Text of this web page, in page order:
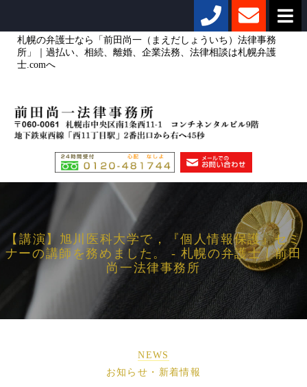
札幌の弁護士なら「前田尚一（まえだしょういち）法律事務
所」｜過払い、相続、離婚、企業法務、法律相談は札幌弁護
士.comへ
【講演】旭川医科大学で，『個人情報保護』セミ
ナーの講師を務めました。 - 札幌の弁護士｜前田
尚一法律事務所
NEWS
お知らせ・新着情報